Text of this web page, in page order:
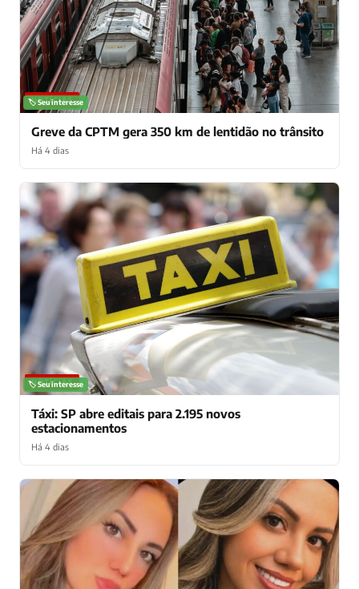
NOTÍCIAS
🏷️ Seu interesse
Greve da CPTM gera 350 km de lentidão no trânsito
Há 4 dias
NOTÍCIAS
🏷️ Seu interesse
Táxi: SP abre editais para 2.195 novos
estacionamentos
Há 4 dias